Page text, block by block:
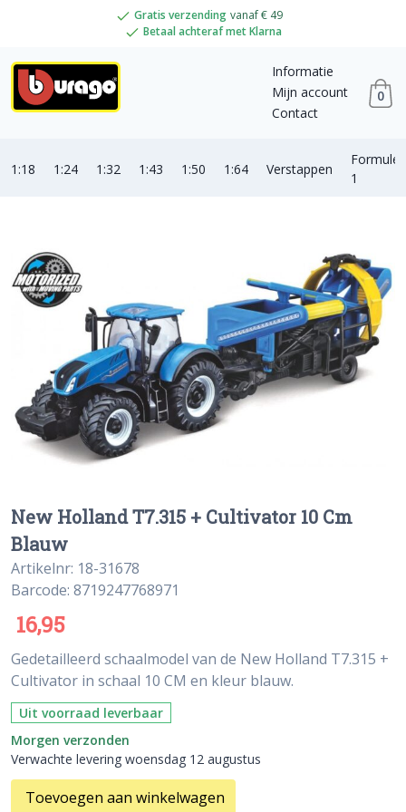
Gratis verzending vanaf € 49
Betaal achteraf met Klarna
Informatie
Mijn account
Contact
0
1:18 1:24 1:32 1:43 1:50 1:64 Verstappen
Formule
1
New Holland T7.315 + Cultivator 10 Cm
Blauw
Artikelnr: 18-31678
Barcode: 8719247768971
16,95
Gedetailleerd schaalmodel van de New Holland T7.315 +
Cultivator in schaal 10 CM en kleur blauw.
Uit voorraad leverbaar
Morgen verzonden
Verwachte levering woensdag 12 augustus
Toevoegen aan winkelwagen